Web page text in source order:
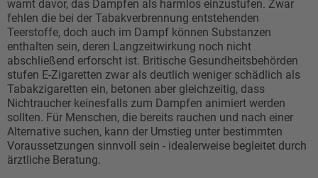
warnt davor, das Dampfen als harmlos einzustufen. Zwar
fehlen die bei der Tabakverbrennung entstehenden
Teerstoffe, doch auch im Dampf können Substanzen
enthalten sein, deren Langzeitwirkung noch nicht
abschließend erforscht ist. Britische Gesundheitsbehörden
stufen E-Zigaretten zwar als deutlich weniger schädlich als
Tabakzigaretten ein, betonen aber gleichzeitig, dass
Nichtraucher keinesfalls zum Dampfen animiert werden
sollten. Für Menschen, die bereits rauchen und nach einer
Alternative suchen, kann der Umstieg unter bestimmten
Voraussetzungen sinnvoll sein - idealerweise begleitet durch
ärztliche Beratung.